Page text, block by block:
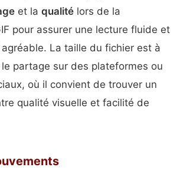
et la qualité lors de la
pour assurer une lecture fluide et
La taille du fichier est à
partage sur des plateformes ou
où il convient de trouver un
qualité visuelle et facilité de